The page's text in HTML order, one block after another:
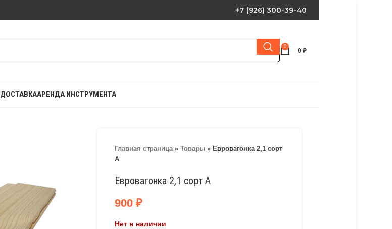
+7 (926) 300-39-40
0
0 ₽
ДОСТАВКААРЕНДА ИНСТРУМЕНТА
Главная страница» Товары » Евровагонка 2,1 сорт
А
Евровагонка 2,1 сорт А
900 ₽
Нет в наличии